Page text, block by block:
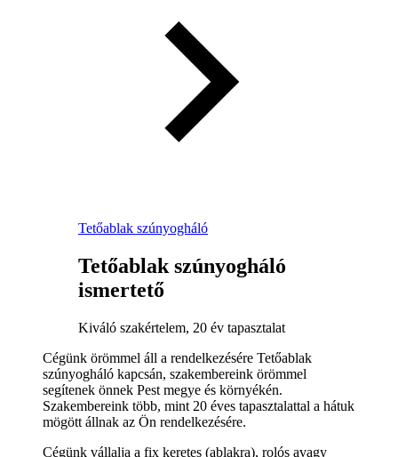
Tetőablak szúnyogháló
Tetőablak szúnyogháló
ismertető
Kiváló szakértelem, 20 év tapasztalat
Cégünk örömmel áll a rendelkezésére Tetőablak
szúnyogháló kapcsán, szakembereink örömmel
segítenek önnek Pest megye és környékén.
Szakembereink több, mint 20 éves tapasztalattal a hátuk
mögött állnak az Ön rendelkezésére.
Cégünk vállalja a fix keretes (ablakra), rolós avagy